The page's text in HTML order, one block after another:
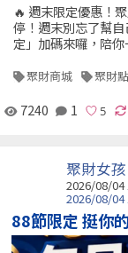
🔥 週末限定優惠！
停！週末別忘了幫
定」加碼來囉，陪
聚財商城 聚財
7240 1
聚財女孩
2026/08/04
2026/08/04
88節限定 挺你